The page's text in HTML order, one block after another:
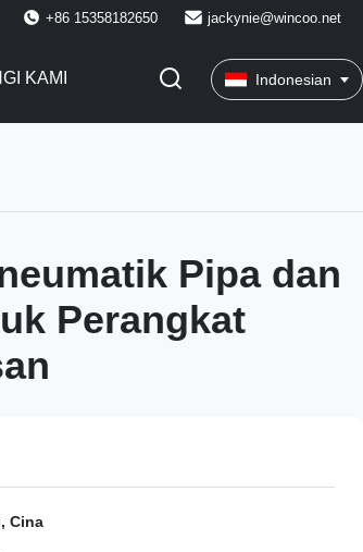
+86 15358182650 jackynie@wincoo.net
KAMI Indonesian
Pipa dan
Perangkat
Cina